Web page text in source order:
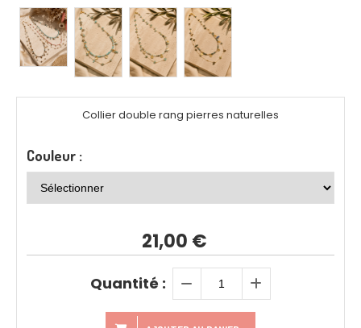
Collier double rang pierres naturelles
Couleur :
21,00 €
Quantité :